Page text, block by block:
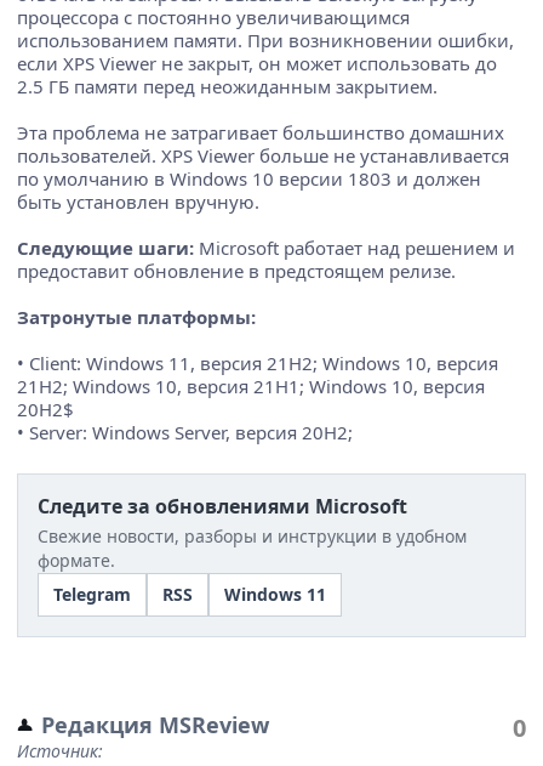
процессора с постоянно увеличивающимся
использованием памяти. При возникновении ошибки,
если XPS Viewer не закрыт, он может использовать до
2.5 ГБ памяти перед неожиданным закрытием.
Эта проблема не затрагивает большинство домашних
пользователей. XPS Viewer больше не устанавливается
по умолчанию в Windows 10 версии 1803 и должен
быть установлен вручную.
Следующие шаги: Microsoft работает над решением и
предоставит обновление в предстоящем релизе.
Затронутые платформы:
• Client: Windows 11, версия 21H2; Windows 10, версия
21H2; Windows 10, версия 21H1; Windows 10, версия
20H2$
• Server: Windows Server, версия 20H2;
Следите за обновлениями Microsoft
Свежие новости, разборы и инструкции в удобном
формате.
Telegram
RSS Windows 11
Редакция MSReview
Источник:
0